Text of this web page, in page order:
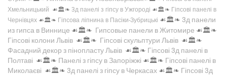
Хмельницький ☙🏛️❧ 3д панелі з гіпсу в Ужгороді ☙🏛️❧ Гіпсові панелі в
Чернівцях ☙🏛️❧ Гіпсова ліпнина в Пасіки-Зубрицькі ☙🏛️❧ 3д панели
из гипса в Виннице ☙🏛️❧ Гипсовые панели в Житомире ☙🏛️❧
Гіпсові колони Львів ☙🏛️❧ Гіпсові скульптури Львів ☙🏛️❧
Фасадний декор з пінопласту Львів ☙🏛️❧ Гіпсові 3д панелі в
Полтаві ☙🏛️❧ Панелі з гіпсу в Запоріжжі ☙🏛️❧ Гіпсові панелі в
Миколаєві ☙🏛️❧ 3д панелі з гіпсу в Черкасах ☙🏛️❧ Гіпсові 3д